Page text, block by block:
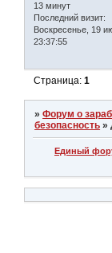
13 минут
Последний визит:
Воскресенье, 19
23:37:55
Страница:1
»Форум о
безопасность »
Единый